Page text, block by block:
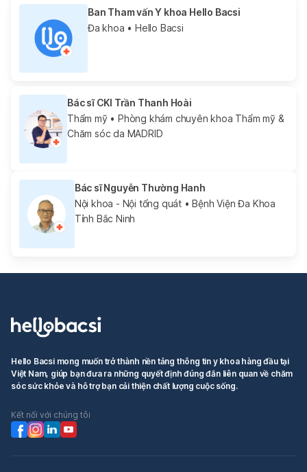
Ban Tham vấn Y khoa Hello Bacsi
Đa khoa • Hello Bacsi
Bác sĩ CKI Trần Thanh Hoài
Thẩm mỹ • Phòng khám chuyên khoa Thẩm mỹ &
Chăm sóc da MADRID
Bác sĩ Nguyễn Thường Hanh
Nội khoa - Nội tổng quát• Bệnh Viện Đa Khoa
Tỉnh Bắc Ninh
Hello Bacsi mong muốn trở thành nền tảng thông tin y khoa hàng đầu tại
Việt Nam, giúp bạn đưa ra những quyết định đúng đắn liên quan về chăm
sóc sức khỏe và hỗ trợ bạn cải thiện chất lượng cuộc sống.
Kết nối với chúng tôi